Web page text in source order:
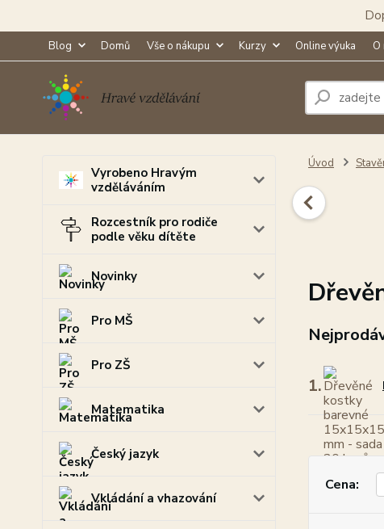
Blog Domů Vše o nákupu Kurzy Online výuka O
Vyrobeno Hravým
vzděláváním
Rozcestník pro rodiče
podle věku dítěte
Novinky
Pro MŠ
Pro ZŠ
Matematika
Český jazyk
Vkládání a vhazování
Úvod
1.
Cena: